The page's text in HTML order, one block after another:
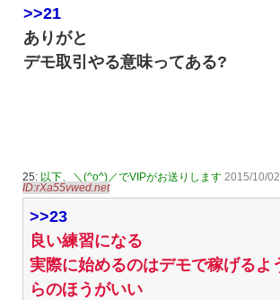
>>21
ありがと
デモ取引やる意味ってある?
25: 以下、＼(^o^)／でVIPがお送りします 2015/10/
ID:rXa55vwed.net
>>23
良い練習になる
実際に始めるのはデモで稼げるよ
らのほうがいい